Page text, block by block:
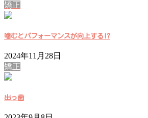
矯正
噛むとパフォーマンスが向上する!?
2024年11月28日
矯正
出っ歯